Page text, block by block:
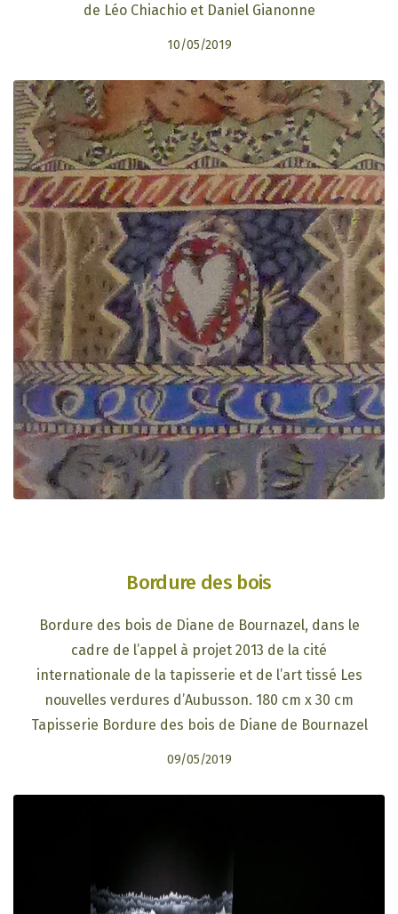
de Léo Chiachio et Daniel Gianonne
10/05/2019
Bordure des bois
Bordure des bois de Diane de Bournazel, dans le
cadre de l’appel à projet 2013 de la cité
internationale de la tapisserie et de l’art tissé Les
nouvelles verdures d’Aubusson. 180 cm x 30 cm
Tapisserie Bordure des bois de Diane de Bournazel
09/05/2019